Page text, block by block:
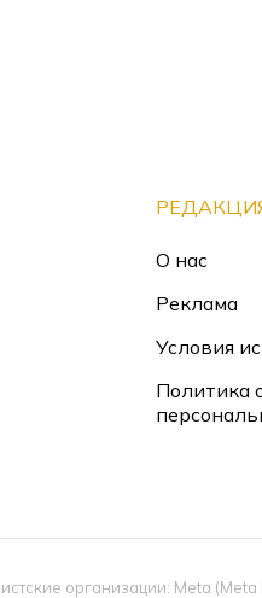
О нас
Реклама
Условия
Политика
организации: Meta